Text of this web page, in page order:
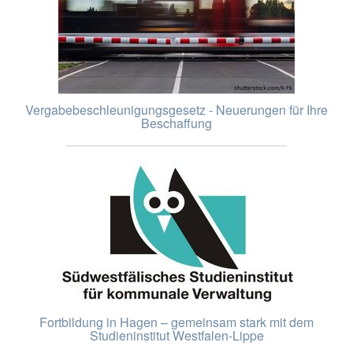
Vergabebeschleunigungsgesetz - Neuerungen für Ihre
Beschaffung
Fortbildung in Hagen – gemeinsam stark mit dem
Studieninstitut Westfalen-Lippe